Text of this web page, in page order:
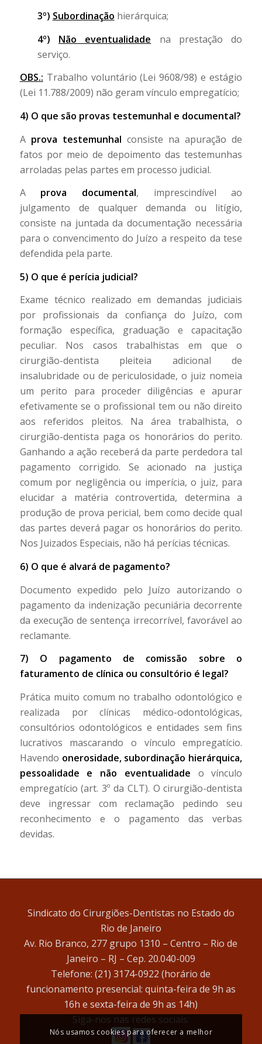
3º) Subordinação hierárquica;
4º)
Não eventualidade na prestação do
serviço.
OBS.: Trabalho voluntário (Lei 9608/98) e estágio
(Lei 11.788/2009) não geram vínculo empregatício;
4) O que são provas testemunhal e documental?
A prova testemunhal consiste na apuração de
fatos por meio de depoimento das testemunhas
arroladas pelas partes em processo judicial.
A prova documental, imprescindível ao
julgamento de qualquer demanda ou litígio,
consiste na juntada da documentação necessária
para o convencimento do Juízo a respeito da tese
defendida pela parte.
5) O que é perícia judicial?
Exame técnico realizado em demandas judiciais
por profissionais da confiança do Juízo, com
formação específica, graduação e capacitação
peculiar. Nos casos trabalhistas em que o
cirurgião-dentista pleiteia adicional de
insalubridade ou de periculosidade, o juiz nomeia
um perito para proceder diligências e apurar
efetivamente se o profissional tem ou não direito
aos referidos pleitos. Na área trabalhista, o
cirurgião-dentista paga os honorários do perito.
Ganhando a ação receberá da parte perdedora tal
pagamento corrigido. Se acionado na justiça
comum por negligência ou imperícia, o juiz, para
elucidar a matéria controvertida, determina a
produção de prova pericial, bem como decide qual
das partes deverá pagar os honorários do perito.
Nos Juizados Especiais, não há perícias técnicas.
6) O que é alvará de pagamento?
Documento expedido pelo Juízo autorizando o
pagamento da indenização pecuniária decorrente
da execução de sentença irrecorrível, favorável ao
reclamante.
7) O pagamento de comissão sobre o
faturamento de clínica ou consultório é legal?
Prática muito comum no trabalho odontológico e
realizada por clínicas médico-odontológicas,
consultórios odontológicos e entidades sem fins
lucrativos mascarando o vínculo empregatício.
Havendo onerosidade, subordinação hierárquica,
pessoalidade e não eventualidade o vínculo
empregatício (art. 3º da CLT). O cirurgião-dentista
deve ingressar com reclamação pedindo seu
reconhecimento e o pagamento das verbas
devidas.
Sindicato do Cirurgiões-Dentistas no Estado do
Rio de Janeiro
Av. Rio Branco, 277 grupo 1310 – Centro – Rio de
Janeiro – RJ – Cep. 20.040-009
Telefone: (21) 3174-0922 (horário de
funcionamento presencial: quinta-feira de 9h as
16h e sexta-feira de 9h as 14h)
Siga-nos nas redes sociais:
Nós usamos cookies para oferecer a melhor